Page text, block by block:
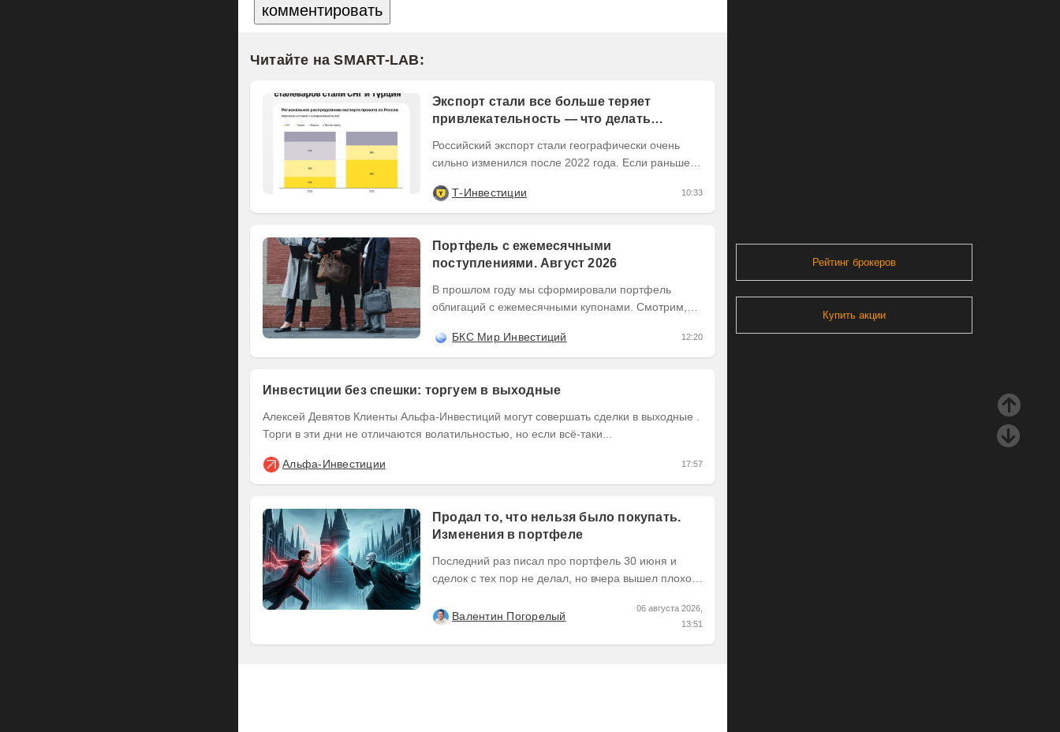
Читайте на SMART-LAB:
Экспорт стали все больше теряет
привлекательность — что делать
Российский экспорт стали географически очень
сильно изменился после 2022 года. Если раньше
сейчас...
Т-Инвестиции 10:33
Портфель с ежемесячными
поступлениями. Август 2026
В прошлом году мы сформировали портфель
облигаций с ежемесячными купонами. Смотрим,
актуализируем состав...
БКС Мир Инвестиций 12:20
Инвестиции без спешки: торгуем в выходные
Алексей Девятов Клиенты Альфа-Инвестиций могут совершать сделки в выходные .
Торги в эти дни не отличаются волатильностью, но если всё-таки...
Альфа-Инвестиции 17:57
Продал то, что нельзя было покупать.
Изменения в портфеле
Последний раз писал про портфель 30 июня и
сделок с тех пор не делал, но вчера вышел плохой
Валентин Погорелый
06 августа 2026,
13:51
Рейтинг брокеров
Купить акции